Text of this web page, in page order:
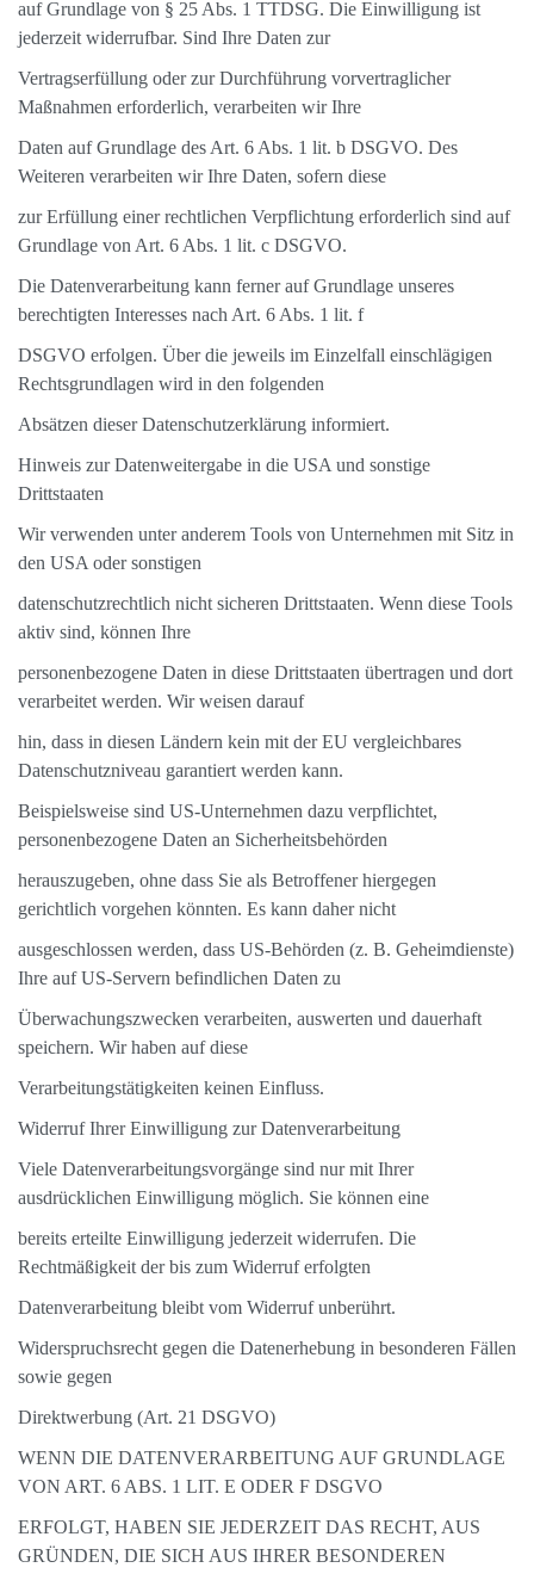
auf Grundlage von § 25 Abs. 1 TTDSG. Die Einwilligung ist
jederzeit widerrufbar. Sind Ihre Daten zur
Vertragserfüllung oder zur Durchführung vorvertraglicher
Maßnahmen erforderlich, verarbeiten wir Ihre
Daten auf Grundlage des Art. 6 Abs. 1 lit. b DSGVO. Des
Weiteren verarbeiten wir Ihre Daten, sofern diese
zur Erfüllung einer rechtlichen Verpflichtung erforderlich sind auf
Grundlage von Art. 6 Abs. 1 lit. c DSGVO.
Die Datenverarbeitung kann ferner auf Grundlage unseres
berechtigten Interesses nach Art. 6 Abs. 1 lit. f
DSGVO erfolgen. Über die jeweils im Einzelfall einschlägigen
Rechtsgrundlagen wird in den folgenden
Absätzen dieser Datenschutzerklärung informiert.
Hinweis zur Datenweitergabe in die USA und sonstige
Drittstaaten
Wir verwenden unter anderem Tools von Unternehmen mit Sitz in
den USA oder sonstigen
datenschutzrechtlich nicht sicheren Drittstaaten. Wenn diese Tools
aktiv sind, können Ihre
personenbezogene Daten in diese Drittstaaten übertragen und dort
verarbeitet werden. Wir weisen darauf
hin, dass in diesen Ländern kein mit der EU vergleichbares
Datenschutzniveau garantiert werden kann.
Beispielsweise sind US-Unternehmen dazu verpflichtet,
personenbezogene Daten an Sicherheitsbehörden
herauszugeben, ohne dass Sie als Betroffener hiergegen
gerichtlich vorgehen könnten. Es kann daher nicht
ausgeschlossen werden, dass US-Behörden (z. B. Geheimdienste)
Ihre auf US-Servern befindlichen Daten zu
Überwachungszwecken verarbeiten, auswerten und dauerhaft
speichern. Wir haben auf diese
Verarbeitungstätigkeiten keinen Einfluss.
Widerruf Ihrer Einwilligung zur Datenverarbeitung
Viele Datenverarbeitungsvorgänge sind nur mit Ihrer
ausdrücklichen Einwilligung möglich. Sie können eine
bereits erteilte Einwilligung jederzeit widerrufen. Die
Rechtmäßigkeit der bis zum Widerruf erfolgten
Datenverarbeitung bleibt vom Widerruf unberührt.
Widerspruchsrecht gegen die Datenerhebung in besonderen Fällen
sowie gegen
Direktwerbung (Art. 21 DSGVO)
WENN DIE DATENVERARBEITUNG AUF GRUNDLAGE
VON ART. 6 ABS. 1 LIT. E ODER F DSGVO
ERFOLGT, HABEN SIE JEDERZEIT DAS RECHT, AUS
GRÜNDEN, DIE SICH AUS IHRER BESONDEREN